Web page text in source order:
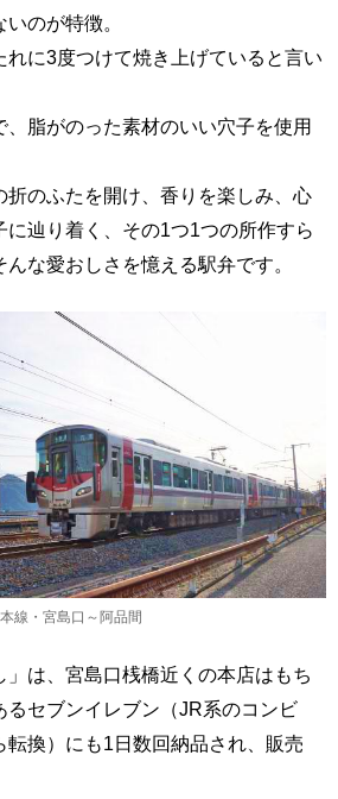
のが特徴。
れに3度つけて焼き上げていると言い
、脂がのった素材のいい穴子を使用
折のふたを開け、香りを楽しみ、心
辿り着く、その1つ1つの所作すら
な愛おしさを憶える駅弁です。
線・宮島口～阿品間
」は、宮島口桟橋近くの本店はもち
るセブンイレブン（JR系のコンビ
転換）にも1日数回納品され、販売